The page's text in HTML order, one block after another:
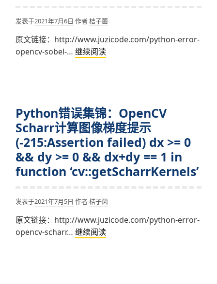
in
function
‘cv::HoughCircles’
failed：
==
NORM_HAMMING2)
&&
_src.type()
==
CV_8U)
发表于2021年7月6日 作者桔子菌
原文链接：http://www.juzicode.com/python-error-
opencv-sobel-… 继续阅读Python
OpenCV
Sobel
计
算
图
像
沿
error:
(-215:Assertion
Python错误集锦：OpenCV
Scharr计算图像梯度提示
(-215:Assertion failed) dx >= 0
&& dy >= 0 && dx+dy == 1 in
function ‘cv::getScharrKernels’
发表于2021年7月5日 作者桔子菌
原文链接：http://www.juzicode.com/python-error-
opencv-scharr… 继续阅读Python